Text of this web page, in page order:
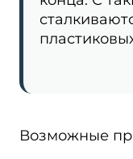
Возможные